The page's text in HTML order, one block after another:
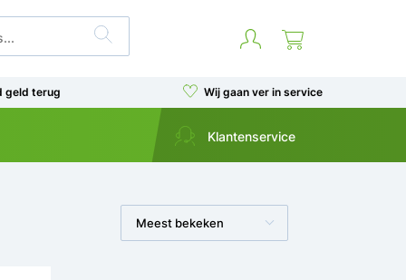
geld terug Wij gaan ver in service
Klantenservice
Meest bekeken